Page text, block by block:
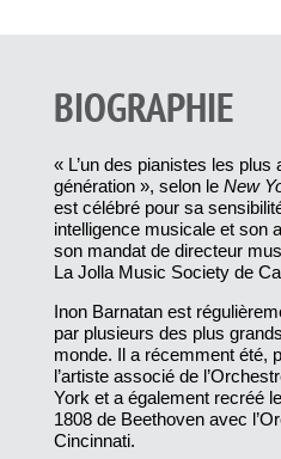
BIOGRAPHIE
« L’un des pianistes les plus
génération », selon le New
est célébré pour sa
intelligence musicale et son
son mandat de directeur
La Jolla Music Society de
Inon Barnatan est
par plusieurs des plus
monde. Il a récemment été,
l’artiste associé de
York et a également recréé
1808 de Beethoven avec
Cincinnati.